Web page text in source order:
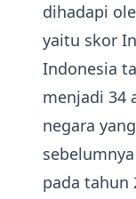
dihadapi
yaitu skor
Indonesia
menjadi 34
negara
pada tahun